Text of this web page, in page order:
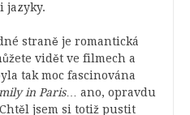
jazyky.
straně je romantická
vidět ve filmech a
tak moc fascinována
in Paris… ano, opravdu
jsem si totiž pustit